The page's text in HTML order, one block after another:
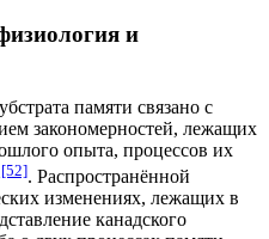
и
памяти связано с
закономерностей, лежащих
опыта, процессов их
[52]. Распространённой
изменениях, лежащих в
канадского